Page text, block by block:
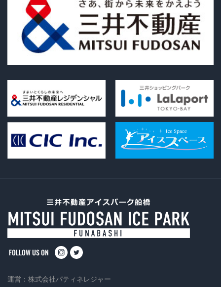
instagram
運営： 株式会社パティネレジャー